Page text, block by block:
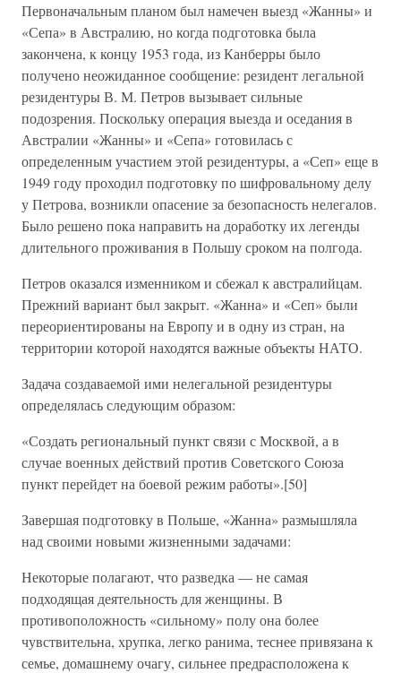
Первоначальным планом был намечен выезд «Жанны» и
«Сепа» в Австралию, но когда подготовка была
закончена, к концу 1953 года, из Канберры было
получено неожиданное сообщение: резидент легальной
резидентуры В. М. Петров вызывает сильные
подозрения. Поскольку операция выезда и оседания в
Австралии «Жанны» и «Сепа» готовилась с
определенным участием этой резидентуры, а «Сеп» еще в
1949 году проходил подготовку по шифровальному делу
у Петрова, возникли опасение за безопасность нелегалов.
Было решено пока направить на доработку их легенды
длительного проживания в Польшу сроком на полгода.
Петров оказался изменником и сбежал к австралийцам.
Прежний вариант был закрыт. «Жанна» и «Сеп» были
переориентированы на Европу и в одну из стран, на
территории которой находятся важные объекты НАТО.
Задача создаваемой ими нелегальной резидентуры
определялась следующим образом:
«Создать региональный пункт связи с Москвой, а в
случае военных действий против Советского Союза
пункт перейдет на боевой режим работы».[50]
Завершая подготовку в Польше, «Жанна» размышляла
над своими новыми жизненными задачами:
Некоторые полагают, что разведка — не самая
подходящая деятельность для женщины. В
противоположность «сильному» полу она более
чувствительна, хрупка, легко ранима, теснее привязана к
семье, домашнему очагу, сильнее предрасположена к